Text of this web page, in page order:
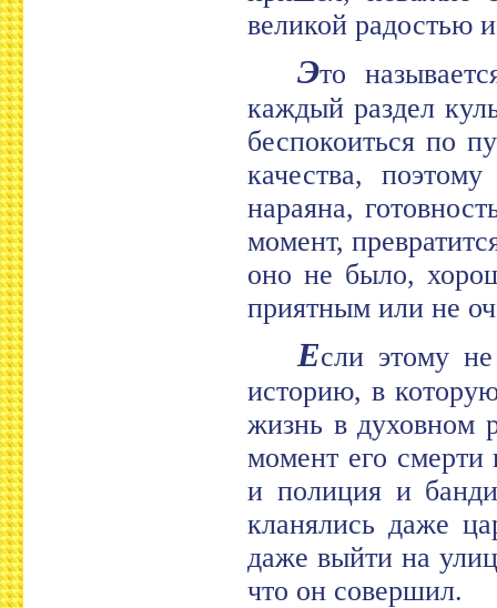
великой радостью
Это
каждый раздел
беспокоиться по
качества,
нараяна,
момент,
оно не было,
приятным или не
Если этому
историю, в
жизнь в духовном
момент его смерти
и полиция и
кланялись даже
даже выйти на
что он совершил.